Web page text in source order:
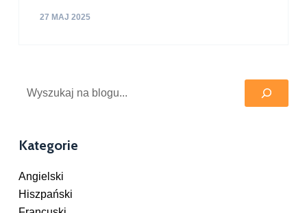
27 MAJ 2025
Szukaj
Kategorie
Angielski
Hiszpański